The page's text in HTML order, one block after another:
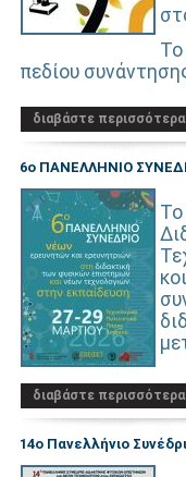
Το
πεδίου
διαβάστε περισσότερα
6ο ΠΑΝΕΛΛΗΝΙΟ
Το
διαβάστε περισσότερα
14ο Πανελλήνιο